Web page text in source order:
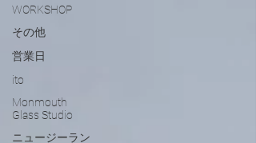
WORKSHOP
その他
営業日
ito
Monmouth
Glass Studio
ニュージーラン